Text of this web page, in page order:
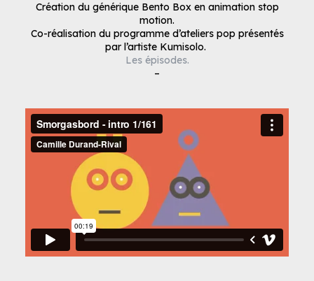
Création du générique Bento Box en animation stop
motion.
Co-réalisation du programme d’ateliers pop présentés
par l’artiste Kumisolo.
Les épisodes.
–